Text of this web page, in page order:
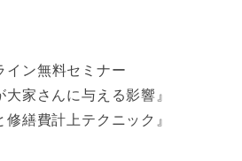
イン無料セミナー
大家さんに与える影響』
修繕費計上テクニック』